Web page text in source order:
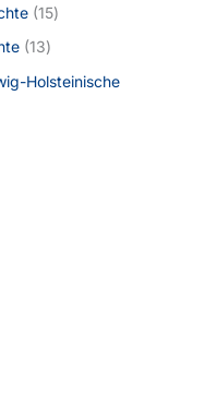
15
13
Holsteinische